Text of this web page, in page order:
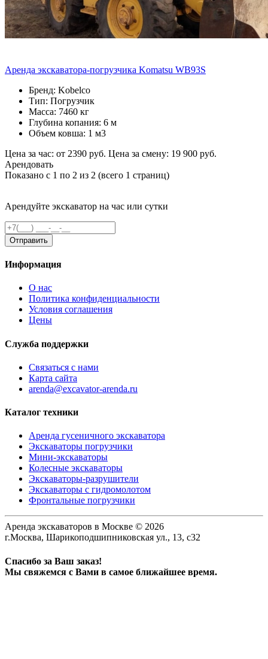
Аренда экскаватора-погрузчика Komatsu WB93S
Бренд: Kobelco
Тип: Погрузчик
Масса: 7460 кг
Глубина копания: 6 м
Объем ковша: 1 м3
Цена за час: от 2390 руб. Цена за смену: 19 900 руб.
Арендовать
Показано с 1 по 2 из 2 (всего 1 страниц)
Арендуйте экскаватор на час или сутки
Отправить
Информация
О нас
Политика конфиденциальности
Условия соглашения
Цены
Служба поддержки
Связаться с нами
Карта сайта
arenda@excavator-arenda.ru
Каталог техники
Аренда гусеничного экскаватора
Экскаваторы погрузчики
Мини-экскаваторы
Колесные экскаваторы
Экскаваторы-разрушители
Экскаваторы с гидромолотом
Фронтальные погрузчики
Аренда экскаваторов в Москве © 2026
г.Москва, Шарикоподшипниковская ул., 13, с32
Спасибо за Ваш заказ!
Мы свяжемся с Вами в самое ближайшее время.